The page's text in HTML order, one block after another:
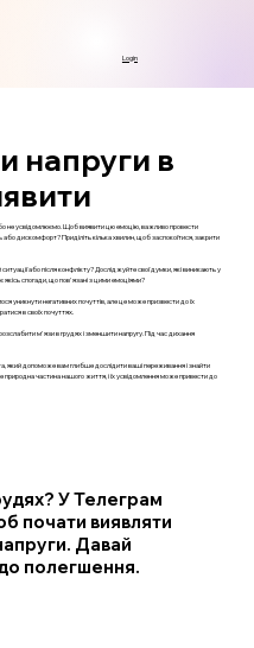
Login
напруги в
не усвідомлюємо. Щоб виявити цю емоцію, важливо провести
або дискомфорт? Приділіть кілька хвилин, щоб заспокоїтися, закрити
або після конфлікту? Досліджуйте свої думки, які виникають у
якісь спогади, що пов'язані з цими емоціями?
уникнути негативних почуттів, але це може призвести до їх
в своїх почуттях.
м'язи в грудях і зменшити напругу. Під час дихання
який допоможе вам глибше дослідити ваші переживання і знайти
частина нашого життя, і їх усвідомлення може привести до
У Телеграм
почати виявляти
Давай
полегшення.